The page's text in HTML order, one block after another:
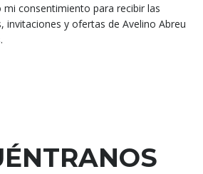
consentimiento para recibir las
invitaciones y ofertas de Avelino Abreu